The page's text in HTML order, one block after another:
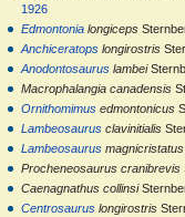
1926
Edmontonia longiceps
Anchiceratops longirostris
Anodontosaurus lambei
Macrophalangia canadensis
Ornithomimus edmontonicus
Lambeosaurus clavinitialis
Lambeosaurus magnicristatus
Procheneosaurus cranibrevis
Caenagnathus collinsi
Centrosaurus longirostris